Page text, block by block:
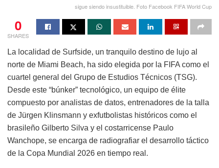
sigue siendo insustituible. Foto Facebook FIFA World Cup
0
SHARES
La localidad de Surfside, un tranquilo destino de lujo al
norte de Miami Beach, ha sido elegida por la FIFA como el
cuartel general del Grupo de Estudios Técnicos (TSG).
Desde este “búnker” tecnológico, un equipo de élite
compuesto por analistas de datos, entrenadores de la talla
de Jürgen Klinsmann y exfutbolistas históricos como el
brasileño Gilberto Silva y el costarricense Paulo
Wanchope, se encarga de radiografiar el desarrollo táctico
de la Copa Mundial 2026 en tiempo real.